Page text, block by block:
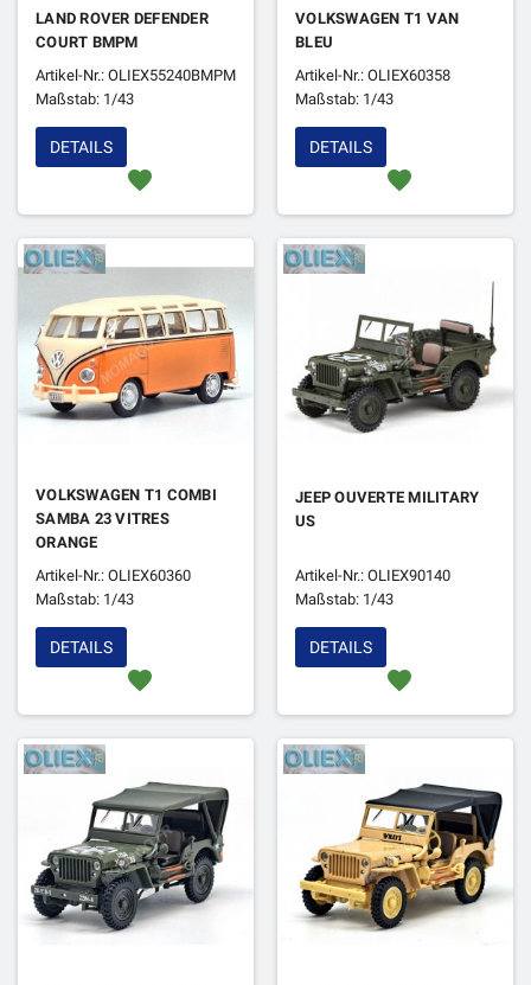
LAND ROVER DEFENDER
COURT BMPM
Artikel-Nr.: OLIEX55240BMPM
Maßstab: 1/43
favorite
DETAILS
VOLKSWAGEN T1 VAN
BLEU
Artikel-Nr.: OLIEX60358
Maßstab: 1/43
favorite
DETAILS
VOLKSWAGEN T1 COMBI
SAMBA 23 VITRES
ORANGE
Artikel-Nr.: OLIEX60360
Maßstab: 1/43
favorite
DETAILS
JEEP OUVERTE MILITARY
US
Artikel-Nr.: OLIEX90140
Maßstab: 1/43
favorite
DETAILS